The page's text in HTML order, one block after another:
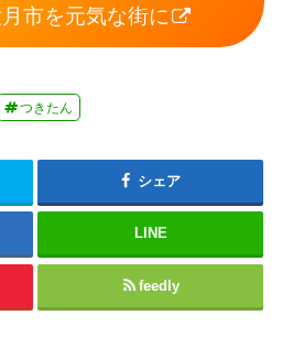
市を元気な街に
つきたん
シェア
LINE
feedly